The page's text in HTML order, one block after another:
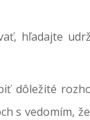
hľadajte
dôležité
s vedomím,